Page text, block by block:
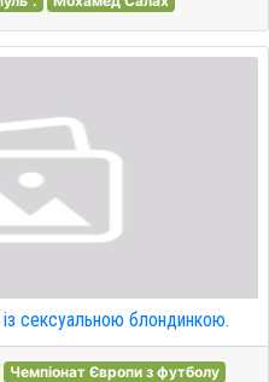
сексуальною блондинкою.
Чемпіонат Європи з футболу